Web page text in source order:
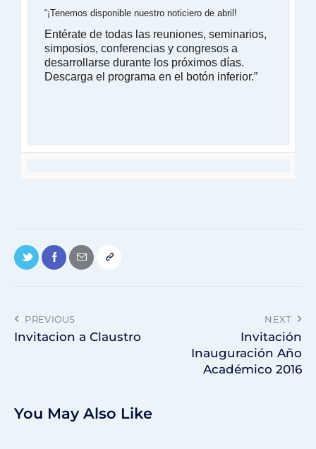
“¡Tenemos disponible nuestro noticiero de abril!
Entérate de todas las reuniones, seminarios,
simposios, conferencias y congresos a
desarrollarse durante los próximos días.
Descarga el programa en el botón inferior.”
PREVIOUS
Invitacion a Claustro
NEXT
Invitación
Inauguración Año
Académico 2016
You May Also Like